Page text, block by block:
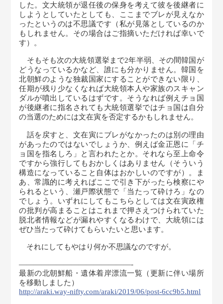
した。文大統領が退任後の保身を考えて彼を後継者に
しようとしていたとしても、ここまでブレが見えなか
ったというのは不思議です（私が見落としているのか
もしれません。その場合はご指摘いただければ幸いで
す）。
そもそも次の大統領選挙まで2年半弱、その間韓国が
どうなっているかなど、誰にも分かりません。韓国を
北朝鮮のような独裁国家にすることができない限り、
任期が残り少なくなれば大統領本人や家族のスキャン
ダルが噴出しているはずです。そうなれば例えチョ国
が後継者に指名されても大統領選挙ではチョ国は自分
の当選のためには文在寅を否定するかもしれません。
話を戻すと、文在寅にブレがなかったのは別の理由
があったのではないでしょうか、例えば金正恩に「チ
ョ国を指名しろ」と言われたとか。それなら至上命令
ですから強行してもおかしくはありません（そういう
構造になっていること自体はおかしいのですが）。ま
あ、常識的に考えればここで引き下がったら検察にや
られるという、瀬戸際状態で「当たって砕けろ」なの
でしょう。いずれにしてもこちらとしては文在寅政権
の批判が高まることはこれまで押さえつけられていた
脱北者情報などが漏れやすくなるわけで、大統領には
ぜひ当たって砕けてもらいたいと思います。
それにしてもやはり何か不思議なのですが。
———————————————-
最新の北朝鮮船・遺体着岸漂流一覧（更新に伴い場所
を移動しました）
http://araki.way-nifty.com/araki/2019/06/post-6cc9b5.html